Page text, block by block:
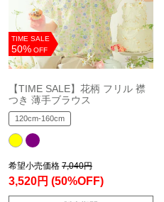
TIME SALE
50% OFF
【TIME SALE】花柄 フリル 襟
つき 薄手ブラウス
120cm-160cm
希望小売価格 7,040円
3,520円 (50%OFF)